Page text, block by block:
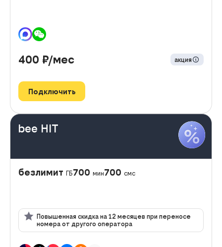
400 ₽/мес акция
Подключить
bee HIT
безлимит ГБ700 мин700 смс
Повышенная скидка на 12 месяцев при переносе
номера от другого оператора